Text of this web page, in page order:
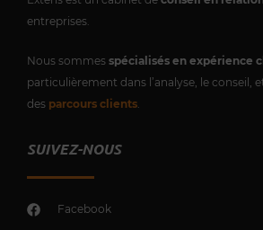
entreprises.
Nous sommes spécialisés en expérience
particulièrement dans l’analyse, le conseil,
des parcours clients.
SUIVEZ-NOUS
Facebook